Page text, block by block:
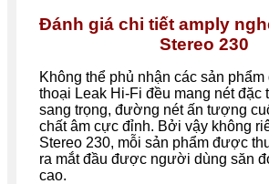
Đánh giá chi tiết amply
Stereo 230
Không thể phủ nhận các sản
thoại Leak Hi-Fi đều mang nét đặc
sang trọng, đường nét ấn tượng
chất âm cực đỉnh. Bởi vậy không
Stereo 230, mỗi sản phẩm được
ra mắt đầu được người dùng săn
cao.